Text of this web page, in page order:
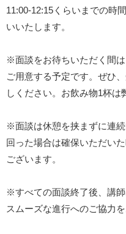
11:00-12:15くらいまでの時
いいたします。
※面談をお待ちいただく間
ご用意する予定です。ぜひ
しください。お飲み物1杯は
※面談は休憩を挟まずに連
回った場合は確保いただい
ございます。
※すべての面談終了後、講師
スムーズな進行へのご協力